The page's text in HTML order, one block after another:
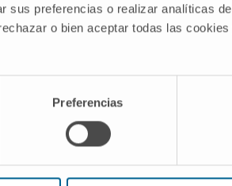
sus preferencias o realizar analíticas
o bien aceptar todas las
Preferencias
frente a un antígeno se
positivos en serología y de
afinidad y avidez?
un solo sitio de unión del
unión del anticuerpo a la vez.